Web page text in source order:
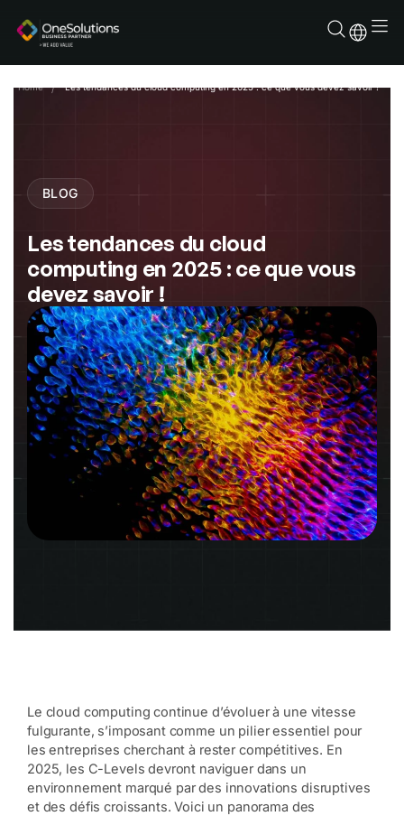
contenu
Home Les tendances du cloud computing en 2025 : ce que vous devez savoir !
BLOG
Les tendances du cloud
computing en 2025 : ce que vous
devez savoir !
Le cloud computing continue d’évoluer à une vitesse
fulgurante, s’imposant comme un pilier essentiel pour
les entreprises cherchant à rester compétitives. En
2025, les C-Levels devront naviguer dans un
environnement marqué par des innovations disruptives
et des défis croissants. Voici un panorama des